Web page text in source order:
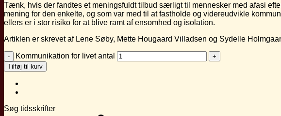
Tænk, hvis der fandtes et meningsfuldt tilbud særligt til mennesker med afasi
mening for den enkelte, og som var med til at fastholde og videreudvikle
ellers er i stor risiko for at blive ramt af ensomhed og isolation.
Artiklen er skrevet af Lene Søby, Mette Hougaard Villadsen og Sydelle
Kommunikation for livet antal
Tilføj til kurv
Søg tidsskrifter